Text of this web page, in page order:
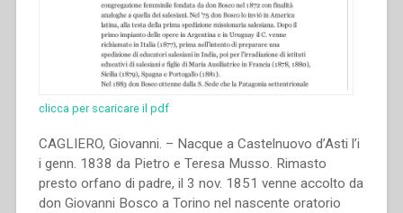
clicca per scaricare il pdf
CAGLIERO, Giovanni. – Nacque a Castelnuovo d’Asti l’i
i genn. 1838 da Pietro e Teresa Musso. Rimasto
presto orfano di padre, il 3 nov. 1851 venne accolto da
don Giovanni Bosco a Torino nel nascente oratorio